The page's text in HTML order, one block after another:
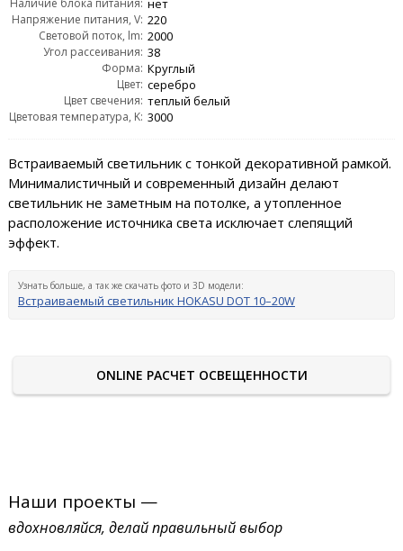
Напряжение питания, V: 220
Световой поток, lm: 2000
Угол рассеивания: 38
Форма: Круглый
Цвет: серебро
Цвет свечения: теплый белый
Цветовая температура, K: 3000
Встраиваемый светильник с тонкой декоративной рамкой.
Минималистичный и современный дизайн делают
светильник не заметным на потолке, а утопленное
расположение источника света исключает слепящий
эффект.
Узнать больше, а так же скачать фото и 3D модели:
Встраиваемый светильник HOKASU DOT 10–20W
ONLINE РАСЧЕТ ОСВЕЩЕННОСТИ
Наши проекты —
вдохновляйся, делай правильный выбор